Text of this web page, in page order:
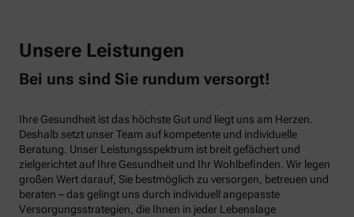
Unsere Leistungen
Bei uns sind Sie rundum versorgt!
Ihre Gesundheit ist das höchste Gut und liegt uns am Herzen.
Deshalb setzt unser Team auf kompetente und individuelle
Beratung. Unser Leistungsspektrum ist breit gefächert und
zielgerichtet auf Ihre Gesundheit und Ihr Wohlbefinden. Wir legen
großen Wert darauf, Sie bestmöglich zu versorgen, betreuen und
beraten – das gelingt uns durch individuell angepasste
Versorgungsstrategien, die Ihnen in jeder Lebenslage